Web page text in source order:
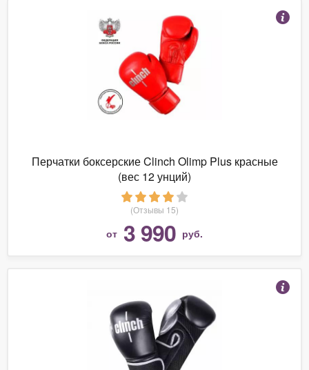
Перчатки боксерские Clinch Olimp Plus красные
(вес 12 унций)
(Отзывы 15)
от 3 990 руб.